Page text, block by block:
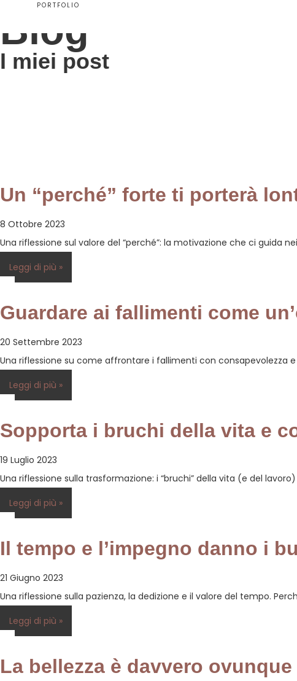
PORTFOLIO
Blog
I miei post
Un “perché” forte ti porterà
8 Ottobre 2023
Una riflessione sul valore del “perché”: la motivazione che ci guida
Leggi di più »
Guardare ai fallimenti come
20 Settembre 2023
Una riflessione su come affrontare i fallimenti con consapevolezza
Leggi di più »
Sopporta i bruchi della vita e
19 Luglio 2023
Una riflessione sulla trasformazione: i “bruchi” della vita (e del
Leggi di più »
Il tempo e l’impegno danno i
21 Giugno 2023
Una riflessione sulla pazienza, la dedizione e il valore del tempo.
Leggi di più »
La bellezza è davvero